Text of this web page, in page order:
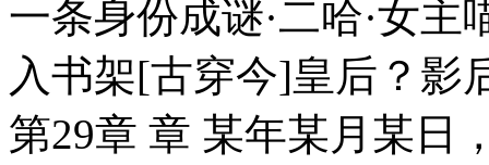
一条身份成谜·二哈·女主
入书架[古穿今]皇后？影
第29章 章 某年某月某日